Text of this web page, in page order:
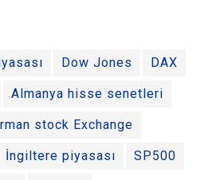
Dow Jones DAX
Almanya hisse senetleri
stock Exchange
İngiltere piyasası SP500